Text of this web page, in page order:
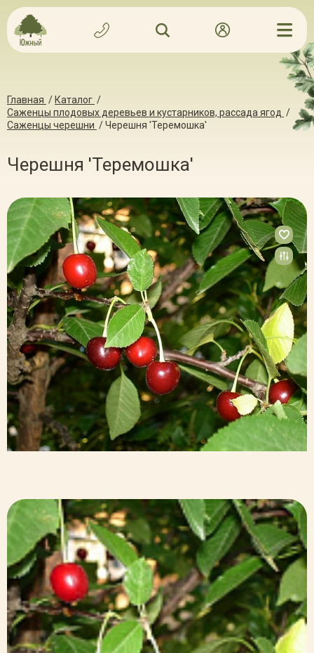
Главная / Каталог /
Саженцы плодовых деревьев и кустарников, рассада ягод /
Саженцы черешни /Черешня 'Теремошка'
Черешня 'Теремошка'